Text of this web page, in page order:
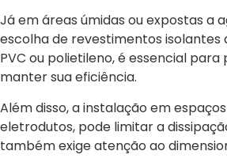
Já em áreas úmidas ou expostas a
escolha de revestimentos isolantes
PVC ou polietileno, é essencial
manter sua eficiência.
Além disso, a instalação em
eletrodutos, pode limitar a
também exige atenção ao